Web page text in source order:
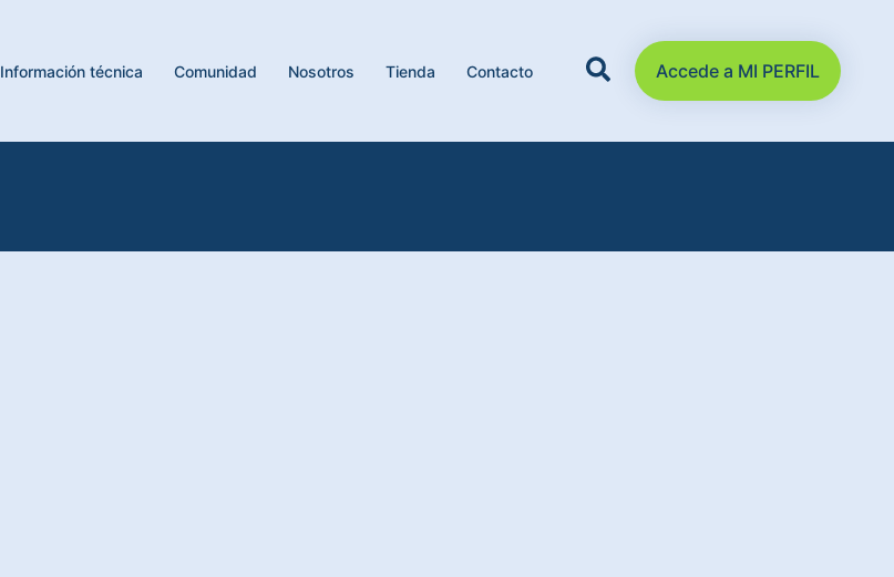
Información técnica Comunidad Nosotros Tienda Contacto Accede a MI PERFIL